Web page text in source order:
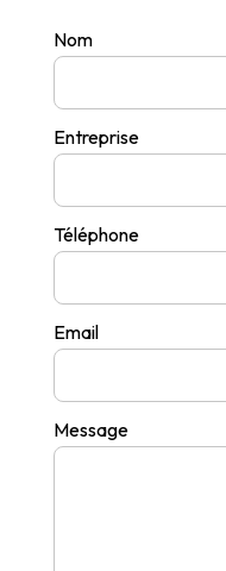
Nom
Entreprise
Téléphone
Email
Message